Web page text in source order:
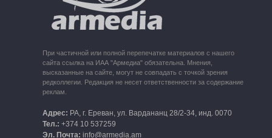
При частичной или полной перепечатке материалов с нашего
сайта ссылка на ИАА "Армедиа" обязательна. Мнения,
высказанные на сайте, могут не совпадать с точкой зрения
редколлегии. Редакция не несет ответственности за содержание
реклам.
Адрес: РА, г. Ереван, ул. Вардананц 28/2-34, инд. 0070
Тел.: +374 10 537259
Эл. Почта: info@armedia.am